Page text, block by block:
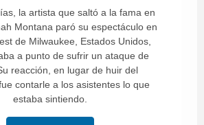
la artista que saltó a la fama en
Montana paró su espectáculo en
de Milwaukee, Estados Unidos,
a punto de sufrir un ataque de
reacción, en lugar de huir del
contarle a los asistentes lo que
estaba sintiendo.